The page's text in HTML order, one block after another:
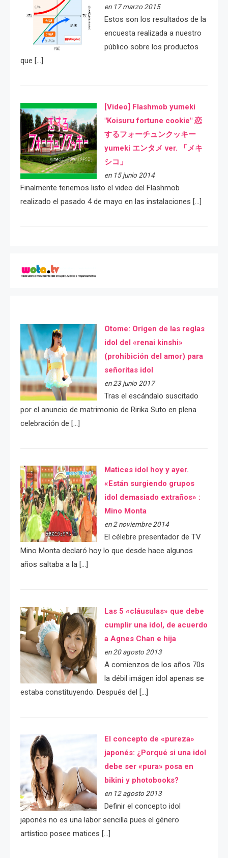
en 17 marzo 2015
Estos son los resultados de la
encuesta realizada a nuestro
público sobre los productos
que […]
[Video] Flashmob yumeki
"Koisuru fortune cookie" 恋
するフォーチュンクッキー
yumeki エンタメ ver. 「メキ
シコ」
en 15 junio 2014
Finalmente tenemos listo el video del Flashmob
realizado el pasado 4 de mayo en las instalaciones […]
Otome: Orígen de las reglas
idol del «renai kinshi»
(prohibición del amor) para
señoritas idol
en 23 junio 2017
Tras el escándalo suscitado
por el anuncio de matrimonio de Ririka Suto en plena
celebración de […]
Matices idol hoy y ayer.
«Están surgiendo grupos
idol demasiado extraños» :
Mino Monta
en 2 noviembre 2014
El célebre presentador de TV
Mino Monta declaró hoy lo que desde hace algunos
años saltaba a la […]
Las 5 «cláusulas» que debe
cumplir una idol, de acuerdo
a Agnes Chan e hija
en 20 agosto 2013
A comienzos de los años 70s
la débil imágen idol apenas se
estaba constituyendo. Después del […]
El concepto de «pureza»
japonés: ¿Porqué si una idol
debe ser «pura» posa en
bikini y photobooks?
en 12 agosto 2013
Definir el concepto idol
japonés no es una labor sencilla pues el género
artístico posee matices […]